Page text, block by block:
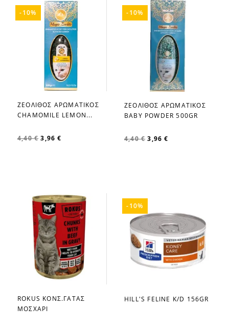
favorite_border
ΖΕΟΛΙΘΟΣ ΑΡΩΜΑΤΙΚΟΣ
CHAMOMILE LEMON...
4,40 € 3,96 €
-10%
favorite_border
ΖΕΟΛΙΘΟΣ ΑΡΩΜΑΤΙΚΟΣ
BABY POWDER 500GR
4,40 € 3,96 €
-10%
favorite_border
ROKUS ΚΟΝΣ.ΓΑΤΑΣ
ΜΟΣΧΑΡΙ
favorite_border
HILL'S FELINE K/D 156GR
-10%